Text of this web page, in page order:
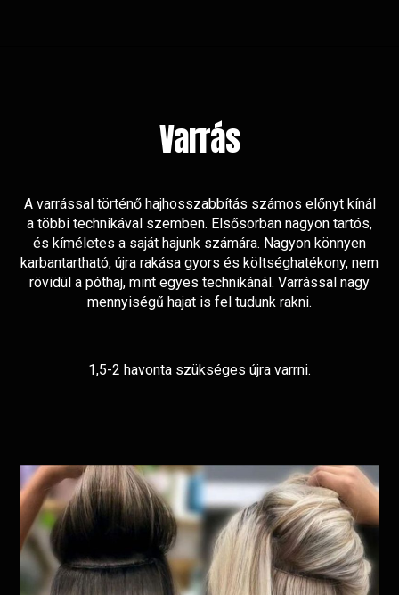
Varrás
A varrással történő hajhosszabbítás számos előnyt kínál
a többi technikával szemben. Elsősorban nagyon tartós,
és kíméletes a saját hajunk számára. Nagyon könnyen
karbantartható, újra rakása gyors és költséghatékony, nem
rövidül a póthaj, mint egyes technikánál. Varrással nagy
mennyiségű hajat is fel tudunk rakni.
1,5-2 havonta szükséges újra varrni.